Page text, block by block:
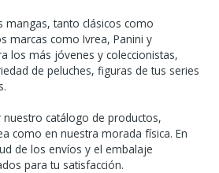
mangas, tanto clásicos como
marcas como Ivrea, Panini y
los más jóvenes y coleccionistas,
de peluches, figuras de tus series
catálogo de productos,
como en nuestra morada física. En
de los envíos y el embalaje
para tu satisfacción.